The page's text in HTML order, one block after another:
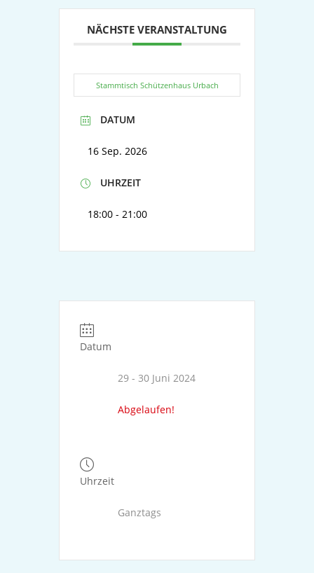
NÄCHSTE VERANSTALTUNG
Stammtisch Schützenhaus Urbach
DATUM
16 Sep. 2026
UHRZEIT
18:00 - 21:00
Datum
29 - 30 Juni 2024
Abgelaufen!
Uhrzeit
Ganztags